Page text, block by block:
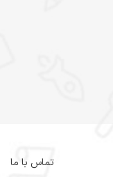
تماس با ما